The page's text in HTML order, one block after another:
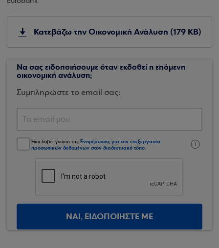
Κατεβάζω την Οικονομική Ανάλυση (179 KB)
Να σας ειδοποιήσουμε όταν εκδοθεί η επόμενη
οικονομική ανάλυση;
Συμπληρώστε το email σας:
Έχω λάβει γνώση της Ενημέρωσης για την επεξεργασία
προσωπικών δεδομένων στον διαδικτυακό τόπο.
ΝΑΙ, ΕΙΔΟΠΟΙΗΣΤΕ ΜΕ